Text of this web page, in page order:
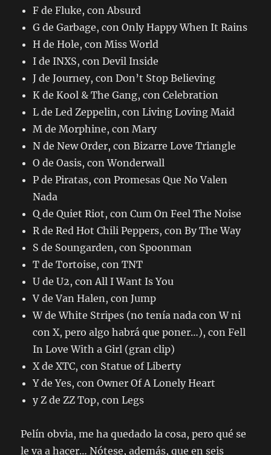
F de Fluke, con Absurd
G de Garbage, con Only Happy When It Rains
H de Hole, con Miss World
I de INXS, con Devil Inside
J de Journey, con Don’t Stop Believing
K de Kool & The Gang, con Celebration
L de Led Zeppelin, con Living Loving Maid
M de Morphine, con Mary
N de New Order, con Bizarre Love Triangle
O de Oasis, con Wonderwall
P de Piratas, con Promesas Que No Valen
Nada
Q de Quiet Riot, con Cum On Feel The Noise
R de Red Hot Chili Peppers, con By The Way
S de Soungarden, con Spoonman
T de Tortoise, con TNT
U de U2, con All I Want Is You
V de Van Halen, con Jump
W de White Stripes (no tenía nada con W ni
con X, pero algo habrá que poner…), con Fell
In Love With a Girl (gran clip)
X de XTC, con Statue of Liberty
Y de Yes, con Owner Of A Lonely Heart
y Z de ZZ Top, con Legs
Pelín obvia, me ha quedado la cosa, pero qué se
le va a hacer… Nótese, además, que en seis